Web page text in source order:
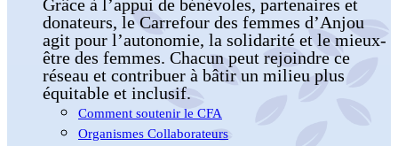
Grâce à l’appui de bénévoles, partenaires et
donateurs, le Carrefour des femmes d’Anjou
agit pour l’autonomie, la solidarité et le mieux-
être des femmes. Chacun peut rejoindre ce
réseau et contribuer à bâtir un milieu plus
équitable et inclusif.
Comment soutenir le CFA
Organismes Collaborateurs